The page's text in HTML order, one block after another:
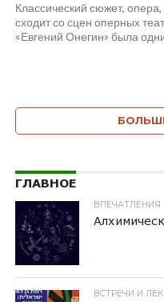
Классический сюжет,
сходит со сцен оперных
«Евгений Онегин» была
ГЛАВНОЕ
ВПЕЧАТЛЕНИЯ
ВСТРЕЧИ И